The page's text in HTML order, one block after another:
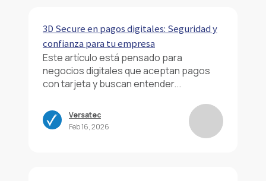
3D Secure en pagos digitales: Seguridad y
confianza para tu empresa
Este artículo está pensado para
negocios digitales que aceptan pagos
con tarjeta y buscan entender...
Versatec
Feb 16, 2026